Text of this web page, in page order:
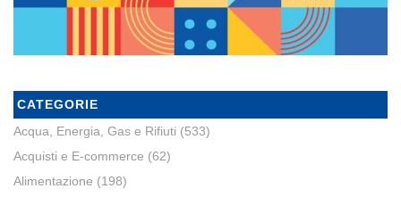
CATEGORIE
Acqua, Energia, Gas e Rifiuti (533)
Acquisti e E-commerce (62)
Alimentazione (198)